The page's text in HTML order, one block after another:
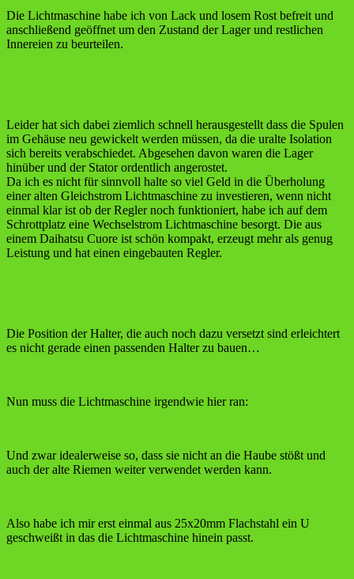
Die Lichtmaschine habe ich von Lack und losem Rost befreit und
anschließend geöffnet um den Zustand der Lager und restlichen
Innereien zu beurteilen.
Leider hat sich dabei ziemlich schnell herausgestellt dass die Spulen
im Gehäuse neu gewickelt werden müssen, da die uralte Isolation
sich bereits verabschiedet. Abgesehen davon waren die Lager
hinüber und der Stator ordentlich angerostet.
Da ich es nicht für sinnvoll halte so viel Geld in die Überholung
einer alten Gleichstrom Lichtmaschine zu investieren, wenn nicht
einmal klar ist ob der Regler noch funktioniert, habe ich auf dem
Schrottplatz eine Wechselstrom Lichtmaschine besorgt. Die aus
einem Daihatsu Cuore ist schön kompakt, erzeugt mehr als genug
Leistung und hat einen eingebauten Regler.
Die Position der Halter, die auch noch dazu versetzt sind erleichtert
es nicht gerade einen passenden Halter zu bauen…
Nun muss die Lichtmaschine irgendwie hier ran:
Und zwar idealerweise so, dass sie nicht an die Haube stößt und
auch der alte Riemen weiter verwendet werden kann.
Also habe ich mir erst einmal aus 25x20mm Flachstahl ein U
geschweißt in das die Lichtmaschine hinein passt.